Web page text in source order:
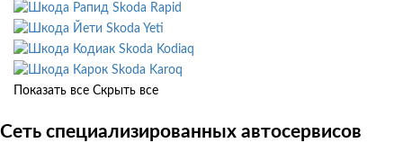
Skoda Rapid
Skoda Yeti
Skoda Kodiaq
Skoda Karoq
Показать все Скрыть все
Сеть специализированных автосервисов